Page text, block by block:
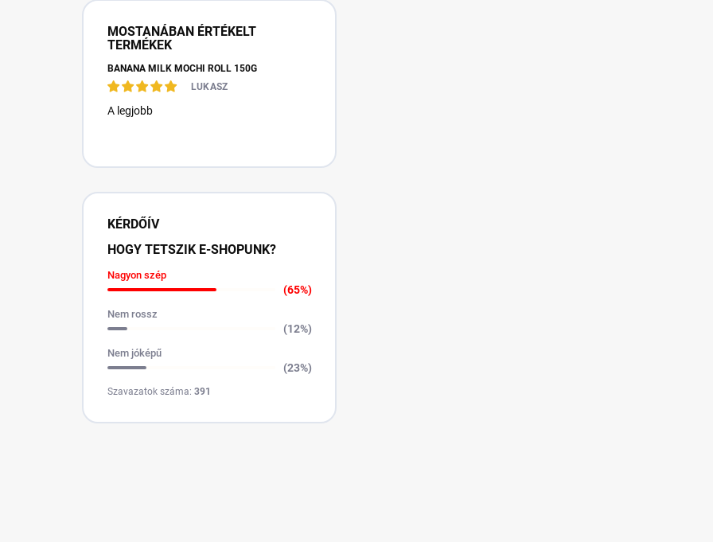
MOSTANÁBAN ÉRTÉKELT
TERMÉKEK
BANANA MILK MOCHI ROLL 150G
LUKASZ
A legjobb
KÉRDŐÍV
HOGY TETSZIK E-SHOPUNK?
Nagyon szép
(65%)
Nem rossz
(12%)
Nem jóképű
(23%)
Szavazatok száma: 391